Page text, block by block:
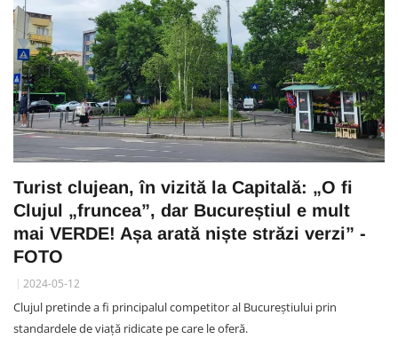
Turist clujean, în vizită la Capitală: „O fi
Clujul „fruncea”, dar Bucureștiul e mult
mai VERDE! Așa arată niște străzi verzi” -
FOTO
2024-05-12
Clujul pretinde a fi principalul competitor al Bucureştiului prin
standardele de viaţă ridicate pe care le oferă.